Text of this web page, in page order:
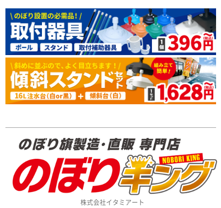
株式会社イタミアート